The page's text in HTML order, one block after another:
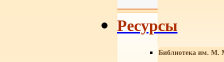
Библиотека им. М.
Ресурсы